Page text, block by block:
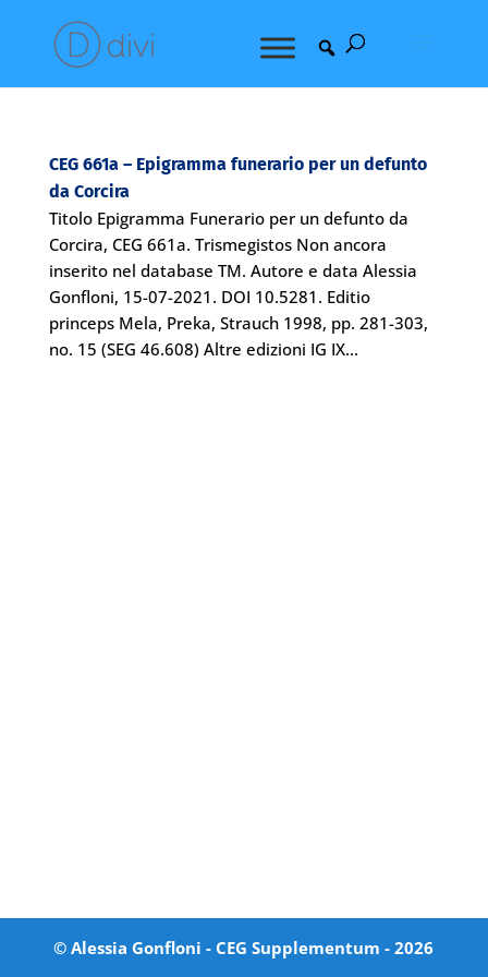
CEG 661a – Epigramma funerario per un defunto
da Corcira
Titolo Epigramma Funerario per un defunto da
Corcira, CEG 661a. Trismegistos Non ancora
inserito nel database TM. Autore e data Alessia
Gonfloni, 15-07-2021. DOI 10.5281. Editio
princeps Mela, Preka, Strauch 1998, pp. 281-303,
no. 15 (SEG 46.608) Altre edizioni IG IX...
© Alessia Gonfloni - CEG Supplementum -2026